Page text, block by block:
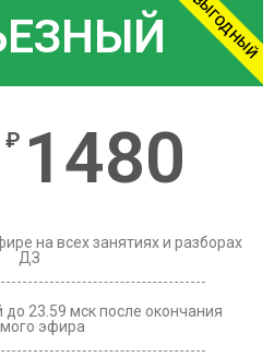
₽ 1480
на всех занятиях и разборах
ДЗ
до 23.59 мск после окончания
эфира
ВЫГОДНЫЙ